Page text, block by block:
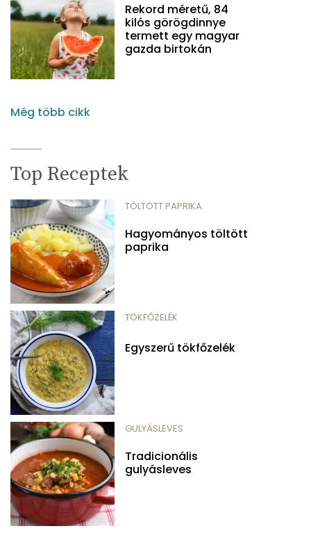
Rekord méretű, 84
kilós görögdinnye
termett egy magyar
gazda birtokán
Még több cikk
Top Receptek
TÖLTÖTT PAPRIKA
Hagyományos töltött
paprika
TÖKFŐZELÉK
Egyszerű tökfőzelék
GULYÁSLEVES
Tradicionális
gulyásleves